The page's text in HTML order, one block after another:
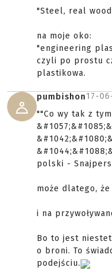
"Steel, real
na moje oko:
"engineering
czyli po prostu
plastikowa.
pumbishon17-
""Co wy tak z
polski -
może dlatego,
i na
Bo to jest
o broni. To
podejściu.